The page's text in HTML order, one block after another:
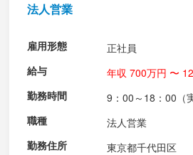
法人営業
雇用形態
正社員
給与
年収 700万円 〜
勤務時間
9：00～18：00（
職種
法人営業
勤務住所
東京都千代田区